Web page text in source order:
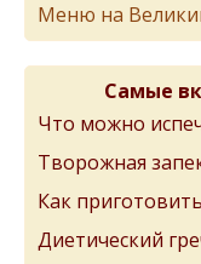
Меню на
Самые
Что можно
Творожная
Как
Диетический